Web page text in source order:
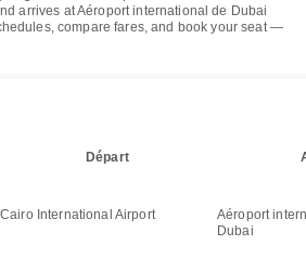
arrives atAéroport international de Dubai
compare fares, and book your seat —
Départ
Cairo International Airport
Aéroport
Dubai